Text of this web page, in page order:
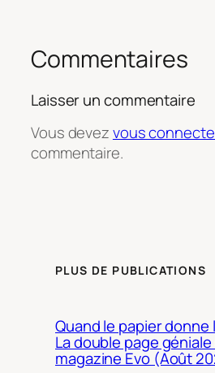
Commentaires
Laisser un commentaire
Vous devezvous
commentaire.
PLUS DE PUBLICATIONS
Quand le papier donne
La double page
magazine Evo (Août